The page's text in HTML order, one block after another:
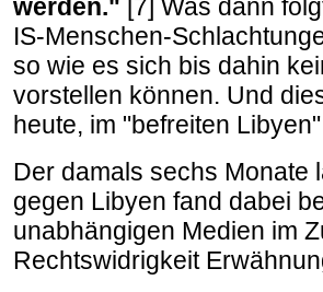
werden." [7] Was dann
IS-Menschen-
so wie es sich bis dahin
vorstellen können. Und
heute, im "befreiten
Der damals sechs Monate
gegen Libyen fand dabei
unabhängigen Medien im
Rechtswidrigkeit